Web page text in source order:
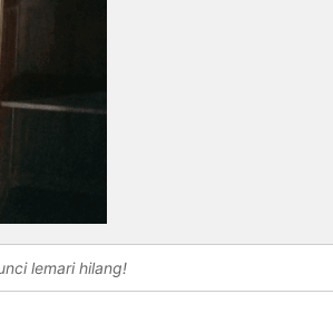
lemari hilang!